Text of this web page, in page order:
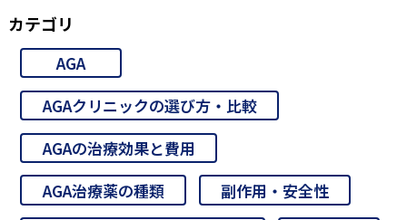
カテゴリ
AGA
AGAクリニックの選び方・比較
AGAの治療効果と費用
AGA治療薬の種類
副作用・安全性